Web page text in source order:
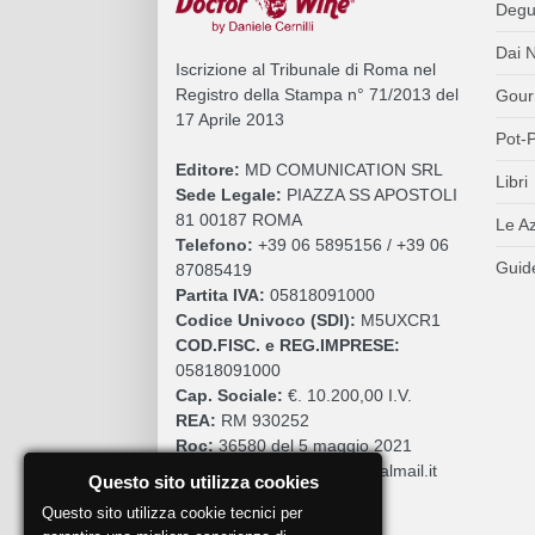
Iscrizione al Tribunale di Roma nel
Registro della Stampa n° 71/2013 del
17 Aprile 2013
Editore: MD COMUNICATION SRL
Sede Legale: PIAZZA SS APOSTOLI
81 00187 ROMA
Telefono: +39 06 5895156 / +39 06
87085419
Partita IVA: 05818091000
Codice Univoco (SDI): M5UXCR1
COD.FISC. e REG.IMPRESE:
05818091000
Cap. Sociale: €. 10.200,00 I.V.
REA: RM 930252
Roc:36580 del 5 maggio 2021
mdcomunication@legalmail.it
Dai
Pot-
Libri
Le
Questo sito utilizza cookies
Questo sito utilizza cookie tecnici per